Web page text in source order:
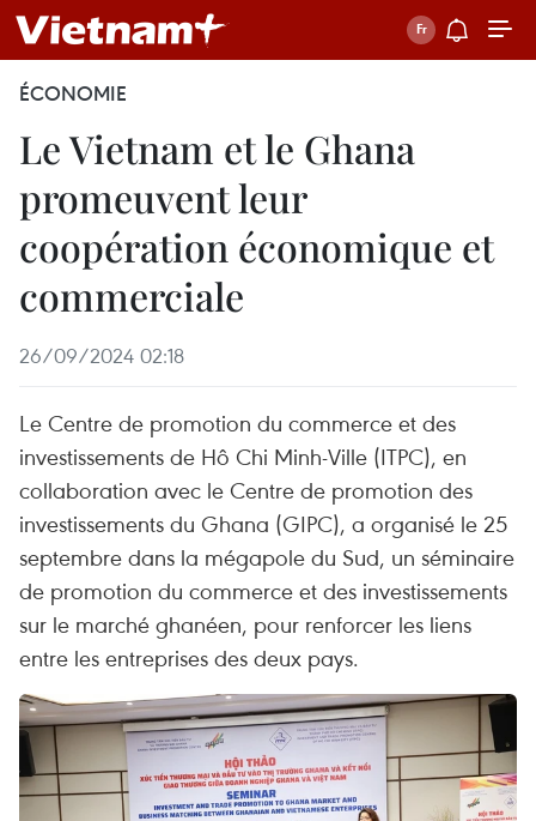
ÉCONOMIE
Le Vietnam et le Ghana
promeuvent leur
coopération économique et
commerciale
26/09/2024 02:18
Le Centre de promotion du commerce et des
investissements de Hô Chi Minh-Ville (ITPC), en
collaboration avec le Centre de promotion des
investissements du Ghana (GIPC), a organisé le 25
septembre dans la mégapole du Sud, un séminaire
de promotion du commerce et des investissements
sur le marché ghanéen, pour renforcer les liens
entre les entreprises des deux pays.